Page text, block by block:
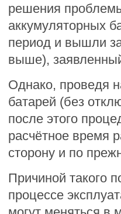
решения
аккумуляторных
период и вышли
выше),
Однако, проведя
батарей (без
после этого
расчётное время
сторону и по
Причиной такого
процессе